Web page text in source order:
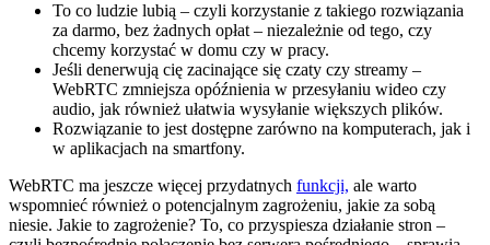
To co ludzie lubią – czyli korzystanie z takiego rozwiązania
za darmo, bez żadnych opłat – niezależnie od tego, czy
chcemy korzystać w domu czy w pracy.
Jeśli denerwują cię zacinające się czaty czy streamy –
WebRTC zmniejsza opóźnienia w przesyłaniu wideo czy
audio, jak również ułatwia wysyłanie większych plików.
Rozwiązanie to jest dostępne zarówno na komputerach, jak i
w aplikacjach na smartfony.
WebRTC ma jeszcze więcej przydatnych funkcji, ale warto
wspomnieć również o potencjalnym zagrożeniu, jakie za sobą
niesie. Jakie to zagrożenie? To, co przyspiesza działanie stron –